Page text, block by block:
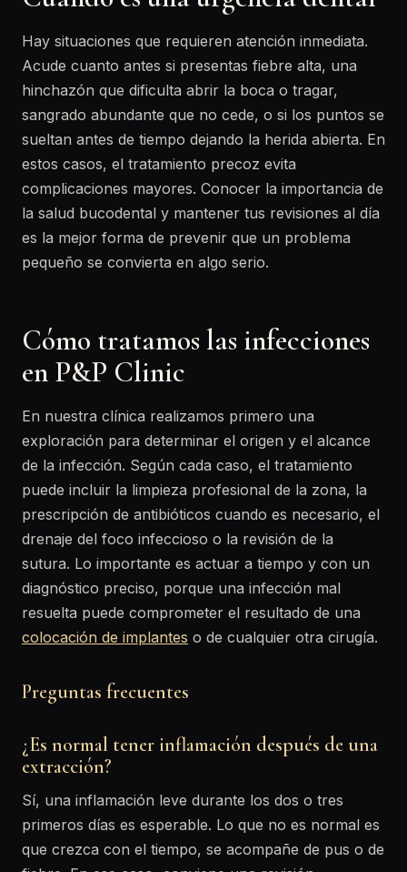
Hay situaciones que requieren atención inmediata.
Acude cuanto antes si presentas fiebre alta, una
hinchazón que dificulta abrir la boca o tragar,
sangrado abundante que no cede, o si los puntos se
sueltan antes de tiempo dejando la herida abierta. En
estos casos, el tratamiento precoz evita
complicaciones mayores. Conocer la importancia de
la salud bucodental y mantener tus revisiones al día
es la mejor forma de prevenir que un problema
pequeño se convierta en algo serio.
Cómo tratamos las infecciones
en P&P Clinic
En nuestra clínica realizamos primero una
exploración para determinar el origen y el alcance
de la infección. Según cada caso, el tratamiento
puede incluir la limpieza profesional de la zona, la
prescripción de antibióticos cuando es necesario, el
drenaje del foco infeccioso o la revisión de la
sutura. Lo importante es actuar a tiempo y con un
diagnóstico preciso, porque una infección mal
resuelta puede comprometer el resultado de una
colocación de implantes o de cualquier otra cirugía.
Preguntas frecuentes
¿Es normal tener inflamación después de una
extracción?
Sí, una inflamación leve durante los dos o tres
primeros días es esperable. Lo que no es normal es
que crezca con el tiempo, se acompañe de pus o de